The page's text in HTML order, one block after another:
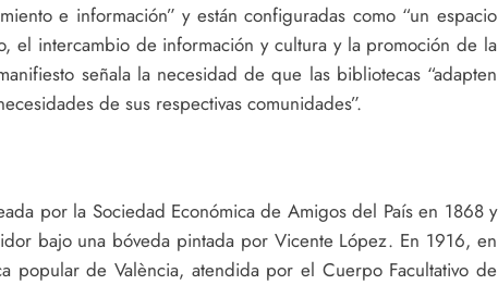
e información” y están configuradas como “un espacio
el intercambio de información y cultura y la promoción de la
señala la necesidad de que las bibliotecas “adapten
de sus respectivas comunidades”.
por la Sociedad Económica de Amigos del País en 1868 y
bajo una bóveda pintada por Vicente López. En 1916, en
popular de València, atendida por el Cuerpo Facultativo de